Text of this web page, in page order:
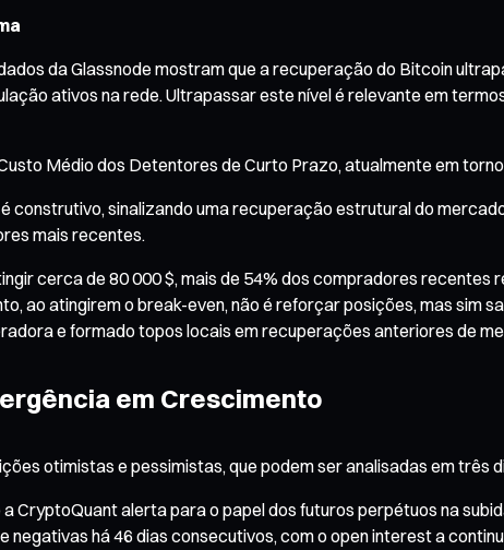
da Glassnode mostram que a recuperação do Bitcoin
ativos na rede. Ultrapassar este nível é relevante em
Médio dos Detentores de Curto Prazo, atualmente em
construtivo, sinalizando uma recuperação estrutural do
mais recentes.
cerca de 80 000 $, mais de 54% dos compradores
ao atingirem o break-even, não é reforçar posições, mas sim
e formado topos locais em recuperações anteriores de
em Crescimento
otimistas e pessimistas, que podem ser analisadas em três
a CryptoQuant alerta para o papel dos futuros perpétuos na
há 46 dias consecutivos, com o open interest a